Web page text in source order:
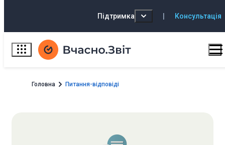
Підтримка Консультація
Головна Питання-відповіді